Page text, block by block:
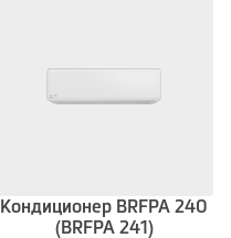
Кондиционер BRFPA 240
(BRFPA 241)